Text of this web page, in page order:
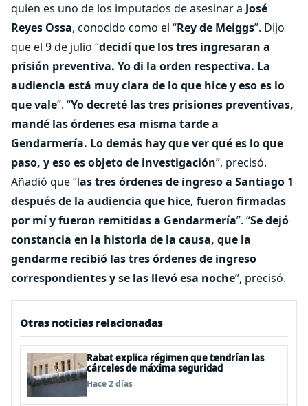
quien es uno de los imputados de asesinar a José
Reyes Ossa, conocido como el “Rey de Meiggs”. Dijo
que el 9 de julio “decidí que los tres ingresaran a
prisión preventiva. Yo di la orden respectiva. La
audiencia está muy clara de lo que hice y eso es lo
que vale”. “Yo decreté las tres prisiones preventivas,
mandé las órdenes esa misma tarde a
Gendarmería. Lo demás hay que ver qué es lo que
paso, y eso es objeto de investigación”, precisó.
Añadió que “las tres órdenes de ingreso a Santiago 1
después de la audiencia que hice, fueron firmadas
por mí y fueron remitidas a Gendarmería”. “Se dejó
constancia en la historia de la causa, que la
gendarme recibió las tres órdenes de ingreso
correspondientes y se las llevó esa noche”, precisó.
Otras noticias relacionadas
Rabat explica régimen que tendrían las
cárceles de máxima seguridad
Hace 2 días